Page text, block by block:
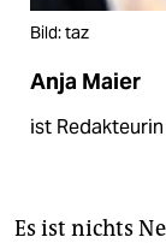
Bild: taz
Anja Maier
ist
Es ist nichts